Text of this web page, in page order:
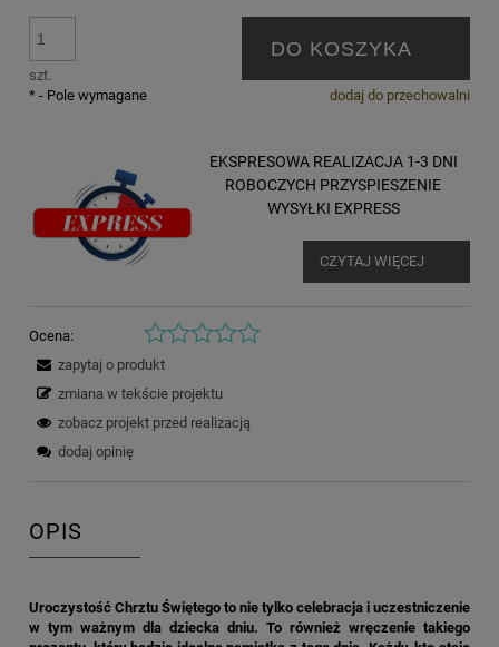
szt.
DO KOSZYKA
dodaj do przechowalni
* - Pole wymagane
EKSPRESOWA REALIZACJA 1-3 DNI
ROBOCZYCH PRZYSPIESZENIE
WYSYŁKI EXPRESS
CZYTAJ WIĘCEJ
Ocena:
zapytaj o produkt
zmiana w tekście projektu
zobacz projekt przed realizacją
dodaj opinię
OPIS
Uroczystość Chrztu Świętego to nie tylko celebracja i uczestniczenie
w tym ważnym dla dziecka dniu. To również wręczenie takiego